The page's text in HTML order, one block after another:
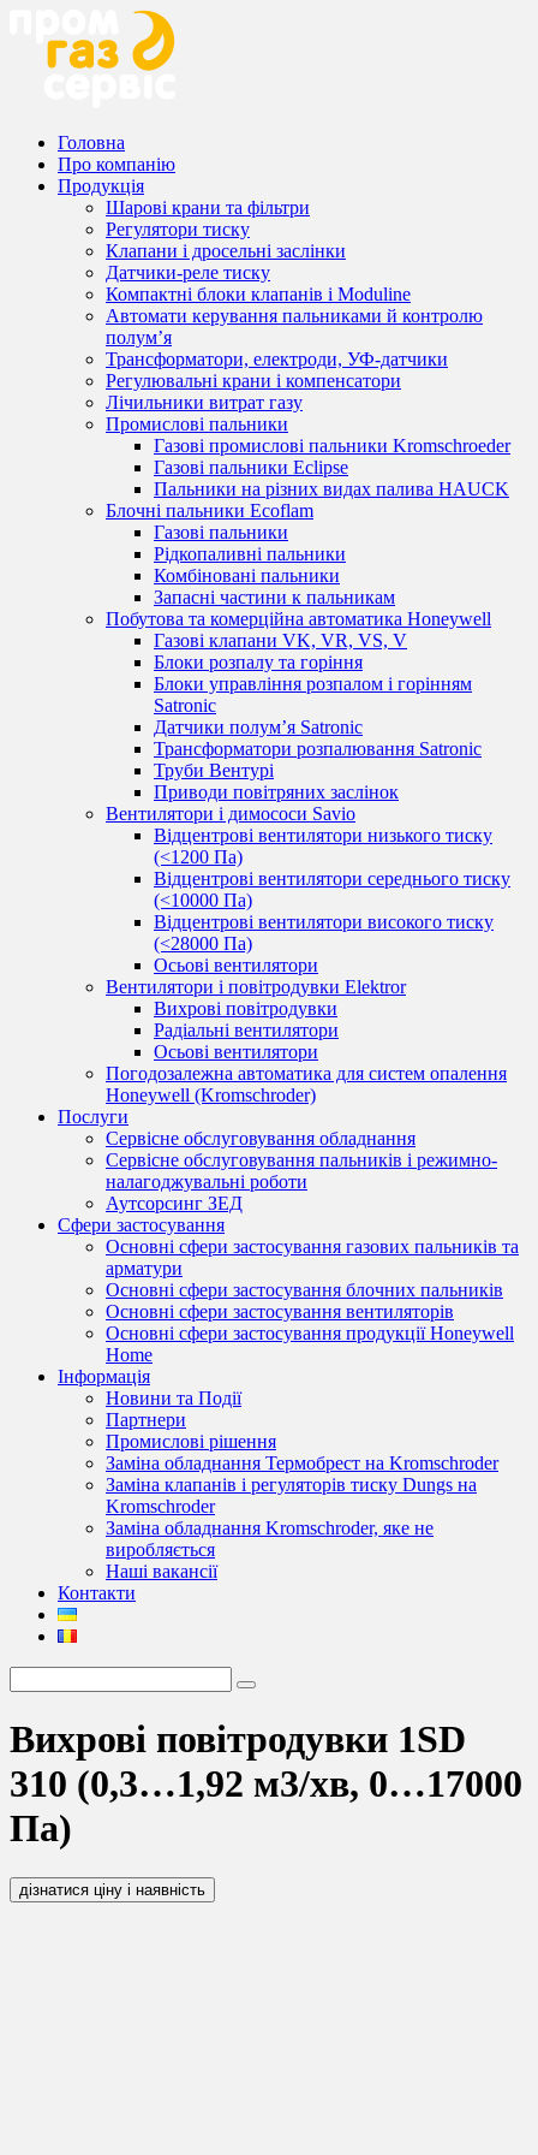
Головна
Про компанію
Продукція
Шарові крани та фільтри
Регулятори тиску
Клапани і дросельні заслінки
Датчики-реле тиску
Компактні блоки клапанів і Moduline
Автомати керування пальниками й контролю
полум’я
Трансформатори, електроди, УФ-датчики
Регулювальні крани і компенсатори
Лічильники витрат газу
Промислові пальники
Газові промислові пальники Kromschroeder
Газові пальники Eclipse
Пальники на різних видах палива HAUCK
Блочні пальники Ecoflam
Газові пальники
Рідкопаливні пальники
Комбіновані пальники
Запасні частини к пальникам
Побутова та комерційна автоматика Honeywell
Газові клапани VK, VR, VS, V
Блоки розпалу та горіння
Блоки управління розпалом і горінням
Satronic
Датчики полум’я Satronic
Трансформатори розпалювання Satronic
Труби Вентурі
Приводи повітряних заслінок
Вентилятори і димососи Savio
Відцентрові вентилятори низького тиску
(<1200 Па)
Відцентрові вентилятори середнього тиску
(<10000 Па)
Відцентрові вентилятори високого тиску
(<28000 Па)
Осьові вентилятори
Вентилятори і повітродувки Elektror
Вихрові повітродувки
Радіальні вентилятори
Осьові вентилятори
Погодозалежна автоматика для систем опалення
Honeywell (Kromschroder)
Послуги
Сервісне обслуговування обладнання
Сервісне обслуговування пальників і режимно-
налагоджувальні роботи
Аутсорсинг ЗЕД
Сфери застосування
Основні сфери застосування газових пальників та
арматури
Основні сфери застосування блочних пальників
Основні сфери застосування вентиляторів
Основні сфери застосування продукції Honeywell
Home
Інформація
Новини та Події
Партнери
Промислові рішення
Заміна обладнання Термобрест на Kromschroder
Заміна клапанів і регуляторів тиску Dungs на
Kromschroder
Заміна обладнання Kromschroder, яке не
виробляється
Наші вакансії
Контакти
Вихрові повітродувки 1SD
310 (0,3…1,92 м3/хв, 0…17000
Па)
дізнатися ціну і наявність